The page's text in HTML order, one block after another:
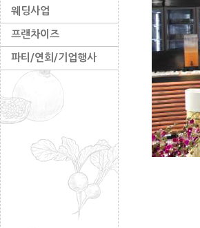
웨딩사업
프랜차이즈
파티/연회/기업행사